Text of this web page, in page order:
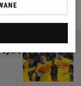
Deportivo".